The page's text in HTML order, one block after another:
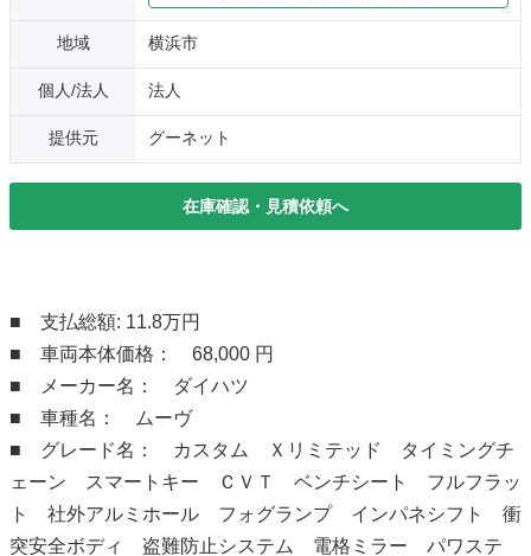
地域 横浜市
個人/法人 法人
提供元 グーネット
在庫確認・見積依頼へ
■ 支払総額: 11.8万円
■ 車両本体価格： 68,000 円
■ メーカー名： ダイハツ
■ 車種名： ムーヴ
■ グレード名： カスタム Ｘリミテッド タイミングチ
ェーン スマートキー ＣＶＴ ベンチシート フルフラッ
ト 社外アルミホール フォグランプ インパネシフト 衝
突安全ボディ 盗難防止システム 電格ミラー パワステ